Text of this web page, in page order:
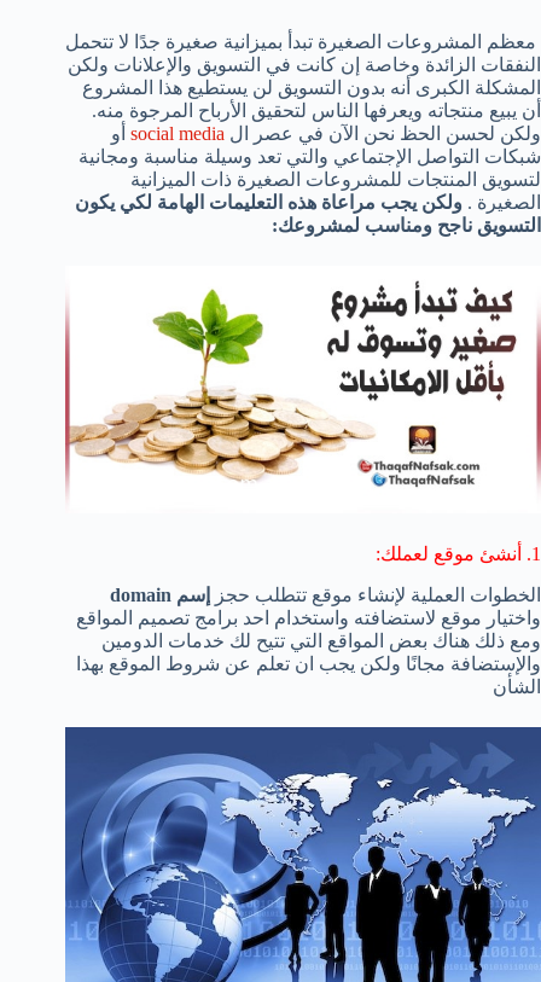
معظم المشروعات الصغيرة تبدأ بميزانية صغيرة جدًا لا تتحمل
النفقات الزائدة وخاصة إن كانت في التسويق والإعلانات ولكن
المشكلة الكبرى أنه بدون التسويق لن يستطيع هذا المشروع
أن يبيع منتجاته ويعرفها الناس لتحقيق الأرباح المرجوة منه.
ولكن لحسن الحظ نحن الآن في عصر ال social media أو
شبكات التواصل الإجتماعي والتي تعد وسيلة مناسبة ومجانية
لتسويق المنتجات للمشروعات الصغيرة ذات الميزانية
الصغيرة . ولكن يجب مراعاة هذه التعليمات الهامة لكي يكون
التسويق ناجح ومناسب لمشروعك:
1. أنشئ موقع لعملك:
الخطوات العملية لإنشاء موقع تتطلب حجز
إسم domain
واختيار موقع لاستضافته واستخدام احد برامج تصميم المواقع
ومع ذلك هناك بعض المواقع التي تتيح لك خدمات الدومين
والإستضافة مجانًا ولكن يجب ان تعلم عن شروط الموقع بهذا
الشأن